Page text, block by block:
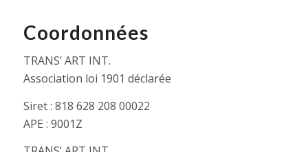
Coordonnées
TRANS’ ART INT.
Association loi 1901 déclarée
Siret : 818 628 208 00022
APE : 9001Z